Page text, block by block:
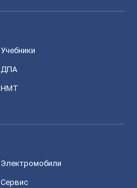
Учебники
ДПА
НМТ
Электромобили
Сервис